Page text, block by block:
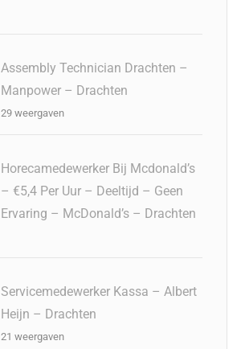
Assembly Technician Drachten –
Manpower – Drachten
29 weergaven
Horecamedewerker Bij Mcdonald’s
– €5,4 Per Uur – Deeltijd – Geen
Ervaring – McDonald’s – Drachten
Servicemedewerker Kassa – Albert
Heijn – Drachten
21 weergaven